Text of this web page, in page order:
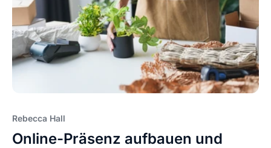
Rebecca Hall
Online-Präsenz aufbauen und